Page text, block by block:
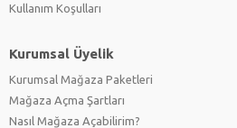
Kullanım Koşulları
Kurumsal Üyelik
Kurumsal Mağaza Paketleri
Mağaza Açma Şartları
Nasıl Mağaza Açabilirim?